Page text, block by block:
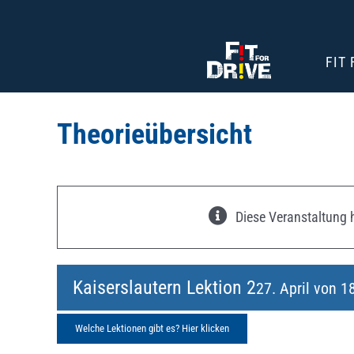
FIT
Theorieübersicht
Diese Veranstaltung
Kaiserslautern Lektion 227. April von
Welche Lektionen gibt es? Hier klicken